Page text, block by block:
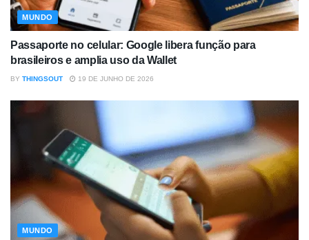
MUNDO
Passaporte no celular: Google libera função para
brasileiros e amplia uso da Wallet
BY THINGSOUT 19 DE JUNHO DE 2026
MUNDO